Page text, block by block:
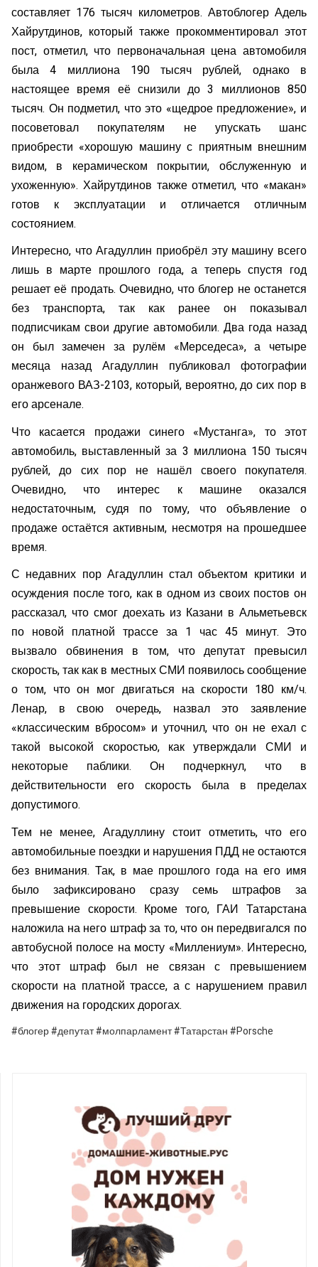
составляет 176 тысяч километров. Автоблогер Адель
Хайрутдинов, который также прокомментировал этот
пост, отметил, что первоначальная цена автомобиля
была 4 миллиона 190 тысяч рублей, однако в
настоящее время её снизили до 3 миллионов 850
тысяч. Он подметил, что это «щедрое предложение», и
посоветовал покупателям не упускать шанс
приобрести «хорошую машину с приятным внешним
видом, в керамическом покрытии, обслуженную и
ухоженную». Хайрутдинов также отметил, что «макан»
готов к эксплуатации и отличается отличным
состоянием.
Интересно, что Агадуллин приобрёл эту машину всего
лишь в марте прошлого года, а теперь спустя год
решает её продать. Очевидно, что блогер не останется
без транспорта, так как ранее он показывал
подписчикам свои другие автомобили. Два года назад
он был замечен за рулём «Мерседеса», а четыре
месяца назад Агадуллин публиковал фотографии
оранжевого ВАЗ-2103, который, вероятно, до сих пор в
его арсенале.
Что касается продажи синего «Мустанга», то этот
автомобиль, выставленный за 3 миллиона 150 тысяч
рублей, до сих пор не нашёл своего покупателя.
Очевидно, что интерес к машине оказался
недостаточным, судя по тому, что объявление о
продаже остаётся активным, несмотря на прошедшее
время.
С недавних пор Агадуллин стал объектом критики и
осуждения после того, как в одном из своих постов он
рассказал, что смог доехать из Казани в Альметьевск
по новой платной трассе за 1 час 45 минут. Это
вызвало обвинения в том, что депутат превысил
скорость, так как в местных СМИ появилось сообщение
о том, что он мог двигаться на скорости 180 км/ч.
Ленар, в свою очередь, назвал это заявление
«классическим вбросом» и уточнил, что он не ехал с
такой высокой скоростью, как утверждали СМИ и
некоторые паблики. Он подчеркнул, что в
действительности его скорость была в пределах
допустимого.
Тем не менее, Агадуллину стоит отметить, что его
автомобильные поездки и нарушения ПДД не остаются
без внимания. Так, в мае прошлого года на его имя
было зафиксировано сразу семь штрафов за
превышение скорости. Кроме того, ГАИ Татарстана
наложила на него штраф за то, что он передвигался по
автобусной полосе на мосту «Миллениум». Интересно,
что этот штраф был не связан с превышением
скорости на платной трассе, а с нарушением правил
движения на городских дорогах.
#блогер #депутат #молпарламент #Татарстан #Porsche